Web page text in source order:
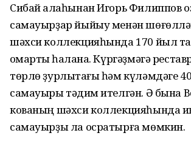
Сибай ҡалаһынан Игорь Филиппов
самауырҙар йыйыу менән
шәхси коллекцияһында 170 йыл
ҡомартҡы һаҡлана. Күргәҙмәгә
төрлө ҙур­лыҡтағы һәм күләмдәге
самауыры тәҡдим ителгән. Ә бына
кованың шәхси коллекцияһында
самауырҙы ла осратырға мөмкин.